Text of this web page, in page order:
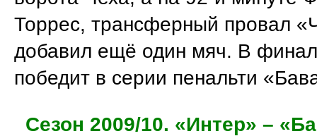
Торрес, трансферный провал
добавил ещё один мяч. В
победит в серии пенальти
Сезон 2009/10. «Интер» –